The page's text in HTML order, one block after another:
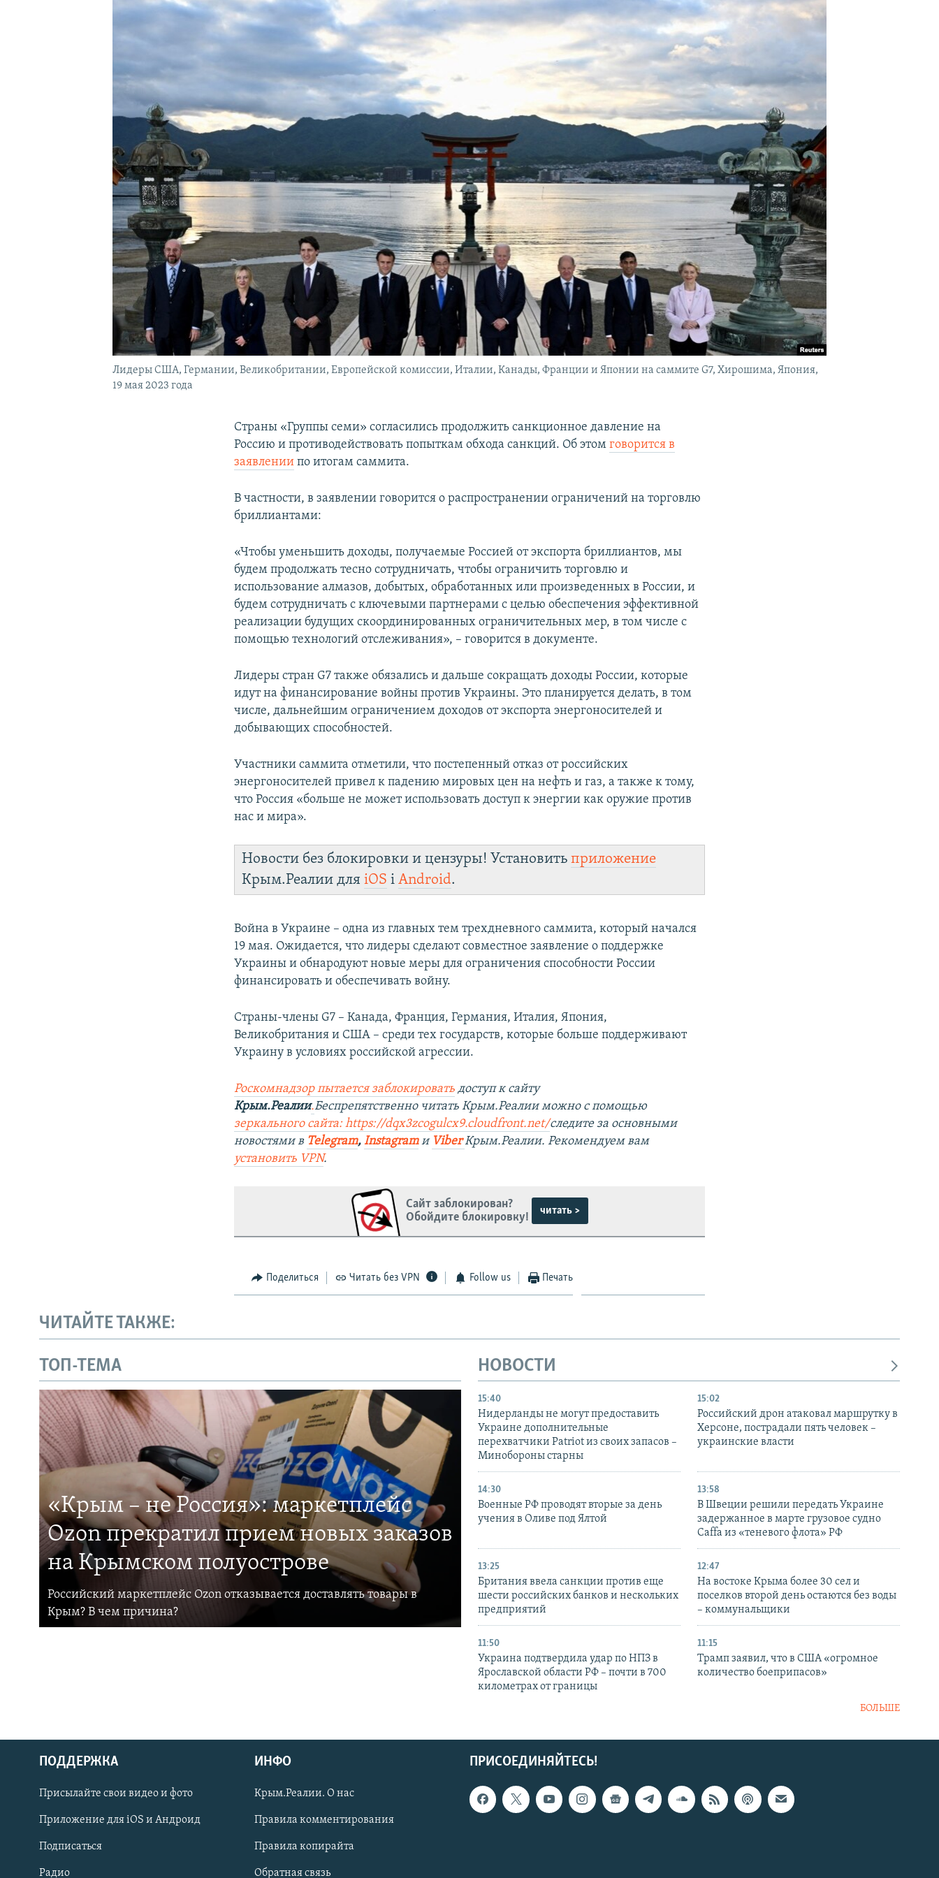
УКРАИНСКАЯ ПРОБЛЕМА КРЫМА
Українською
Qırımtatar
ПРИСОЕДИНЯЙТЕСЬ!
Лидеры США, Германии, Великобритании, Европейской комиссии, Италии, Канады, Франции и Японии на саммите G7, Хирошима, Япония,
19 мая 2023 года
Страны «Группы семи» согласились продолжить санкционное давление на
Россию и противодействовать попыткам обхода санкций. Об этомговорится в
заявлении по итогам саммита.
В частности, в заявлении говорится о распространении ограничений на торговлю
бриллиантами:
«Чтобы уменьшить доходы, получаемые Россией от экспорта бриллиантов, мы
будем продолжать тесно сотрудничать, чтобы ограничить торговлю и
использование алмазов, добытых, обработанных или произведенных в России, и
будем сотрудничать с ключевыми партнерами с целью обеспечения эффективной
реализации будущих скоординированных ограничительных мер, в том числе с
помощью технологий отслеживания», – говорится в документе.
Лидеры стран G7 также обязались и дальше сокращать доходы России, которые
идут на финансирование войны против Украины. Это планируется делать, в том
числе, дальнейшим ограничением доходов от экспорта энергоносителей и
добывающих способностей.
Участники саммита отметили, что постепенный отказ от российских
энергоносителей привел к падению мировых цен на нефть и газ, а также к тому,
что Россия «больше не может использовать доступ к энергии как оружие против
нас и мира».
Новости без блокировки и цензуры! Установитьприложение
Крым.Реалии дляiOS іAndroid.
Война в Украине – одна из главных тем трехдневного саммита, который начался
19 мая. Ожидается, что лидеры сделают совместное заявление о поддержке
Украины и обнародуют новые меры для ограничения способности России
финансировать и обеспечивать войну.
Страны-члены G7 – Канада, Франция, Германия, Италия, Япония,
Великобритания и США – среди тех государств, которые больше поддерживают
Украину в условиях российской агрессии.
Роскомнадзор пытается заблокировать доступ к сайту
Крым.Реалии.Беспрепятственно читать Крым.Реалии можно с помощью
зеркального сайта: https://dqx3zcogulcx9.cloudfront.net/следите за основными
новостями в Telegram,Instagramи Viber Крым.Реалии. Рекомендуем вам
установить VPN.
Сайт заблокирован?
Обойдите блокировку!
читать >
Поделиться Читать без VPN Follow us Печать
ЧИТАЙТЕ ТАКЖЕ:
ТОП-ТЕМА
«Крым – не Россия»: маркетплейс
Ozon прекратил прием новых заказов
на Крымском полуострове
Российский маркетплейс Ozon отказывается доставлять товары в
Крым? В чем причина?
НОВОСТИ
15:40
Нидерланды не могут предоставить
Украине дополнительные
перехватчики Patriot из своих запасов –
Минобороны старны
15:02
Российский дрон атаковал маршрутку в
Херсоне, пострадали пять человек –
украинские власти
14:30
Военные РФ проводят вторые за день
учения в Оливе под Ялтой
13:58
В Швеции решили передать Украине
задержанное в марте грузовое судно
Caffa из «теневого флота» РФ
13:25
Британия ввела санкции против еще
шести российских банков и нескольких
предприятий
12:47
На востоке Крыма более 30 сел и
поселков второй день остаются без воды
– коммунальщики
11:50
Украина подтвердила удар по НПЗ в
Ярославской области РФ – почти в 700
километрах от границы
11:15
Трамп заявил, что в США «огромное
количество боеприпасов»
БОЛЬШЕ
ПРИСОЕДИНЯЙТЕСЬ!
ПОДДЕРЖКА
Присылайте свои видео и фото
Приложение для iOS и Андроид
Подписаться
Радио
ИНФО
Крым.Реалии. О нас
Правила комментирования
Правила копирайта
Обратная связь